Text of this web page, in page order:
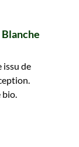
Blanche
issu de
bio.